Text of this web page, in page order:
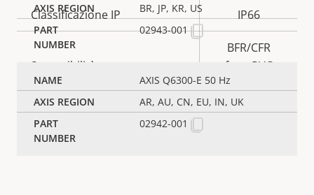
Classificazione IP IP66
Sostenibilità
BFR/CFR
free, PVC
* Alcune specifiche tecniche possono variare a seconda
dell'opzione hardware scelta.
BR, JP, KR, US
02943-001
AXIS Q6300-E 50 Hz
AR, AU, CN, EU, IN, UK
02942-001